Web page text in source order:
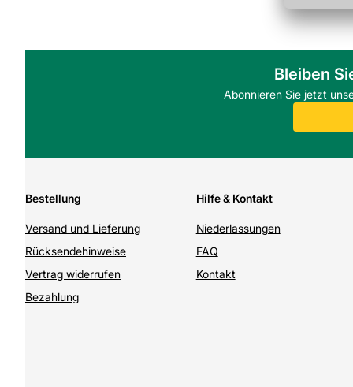
Bleiben
Abonnieren Sie jetzt
Bestellung
Versand und Lieferung
Rücksendehinweise
Vertrag widerrufen
Bezahlung
Hilfe & Kontakt
Niederlassungen
FAQ
Kontakt